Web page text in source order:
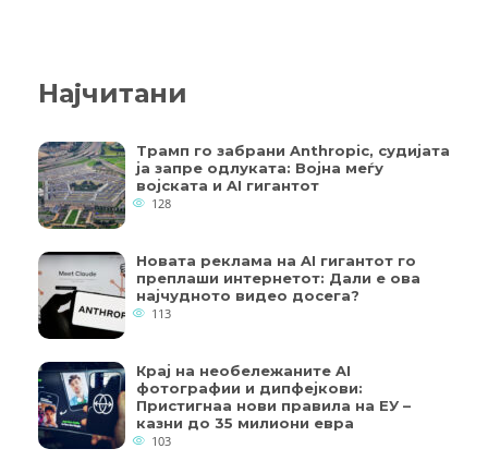
Најчитани
Трамп го забрани Anthropic, судијата
ја запре одлуката: Војна меѓу
војската и AI гигантот
128
Новата реклама на AI гигантот го
преплаши интернетот: Дали е ова
најчудното видео досега?
113
Крај на необележаните AI
фотографии и дипфејкови:
Пристигнаа нови правила на ЕУ –
казни до 35 милиони евра
103